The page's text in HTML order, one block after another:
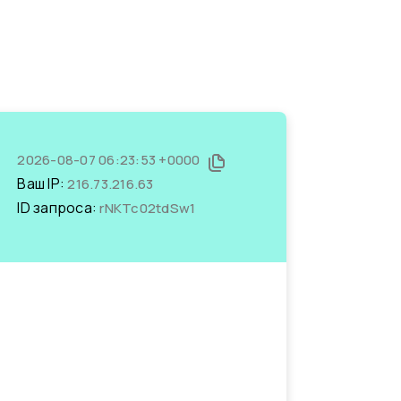
2026-08-07 06:23:53 +0000
Ваш IP:216.73.216.63
ID запроса:rNKTc02tdSw1